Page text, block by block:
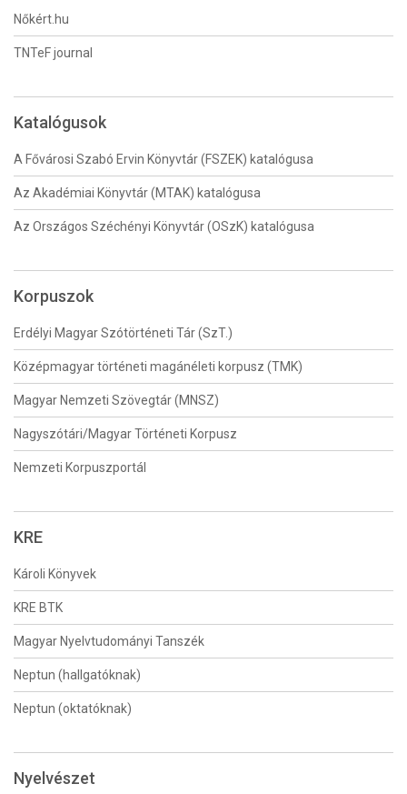
Nőkért.hu
TNTeF journal
Katalógusok
A Fővárosi Szabó Ervin Könyvtár (FSZEK) katalógusa
Az Akadémiai Könyvtár (MTAK) katalógusa
Az Országos Széchényi Könyvtár (OSzK) katalógusa
Korpuszok
Erdélyi Magyar Szótörténeti Tár (SzT.)
Középmagyar történeti magánéleti korpusz (TMK)
Magyar Nemzeti Szövegtár (MNSZ)
Nagyszótári/Magyar Történeti Korpusz
Nemzeti Korpuszportál
KRE
Károli Könyvek
KRE BTK
Magyar Nyelvtudományi Tanszék
Neptun (hallgatóknak)
Neptun (oktatóknak)
Nyelvészet